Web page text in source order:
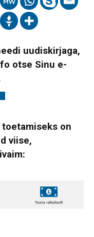
uudiskirjaga,
otse Sinu e-
on
viise,